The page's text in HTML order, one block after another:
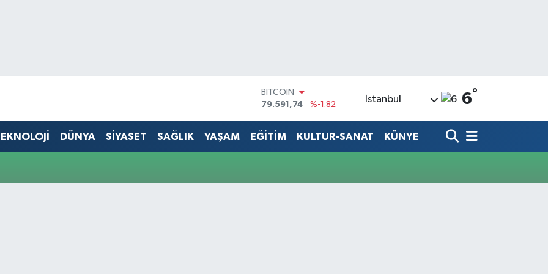
BITCOIN
79.591,74
%-1.82
45,43620
EURO
53,38690
%0.19
İstanbul 6°
DÜNYA SİYASET SAĞLIK YAŞAM EĞİTİM KULTUR-SANAT KÜNYE